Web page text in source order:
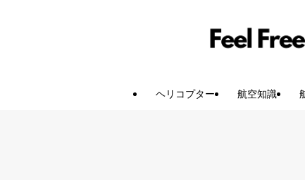
ヘリコプター 航空知識